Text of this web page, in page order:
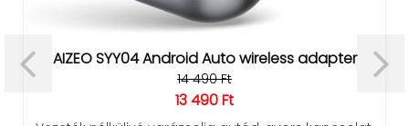
AIZEO SYY04 Android Auto wireless adapter
14 490 Ft
13 490 Ft